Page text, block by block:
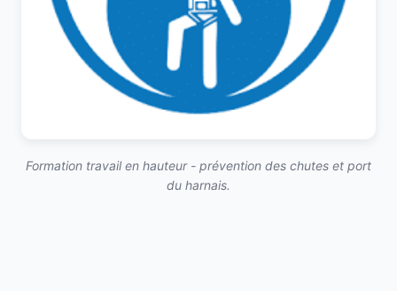
Formation travail en hauteur - prévention des chutes et port
du harnais.